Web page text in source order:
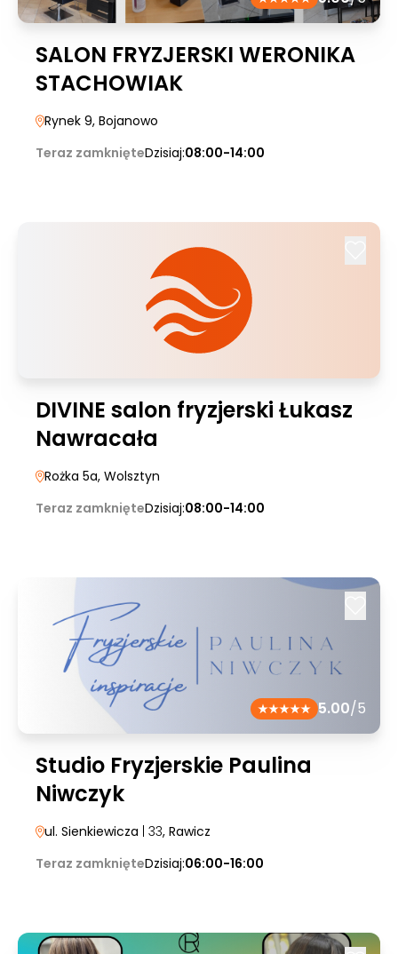
SALON FRYZJERSKI WERONIKA
STACHOWIAK
Rynek 9, Bojanowo
Teraz zamknięteDzisiaj:08:00-14:00
DIVINE salon fryzjerski Łukasz
Nawracała
Rożka 5a, Wolsztyn
Teraz zamknięteDzisiaj:08:00-14:00
5.00/5
Studio Fryzjerskie Paulina
Niwczyk
ul. Sienkiewicza | 33, Rawicz
Teraz zamknięteDzisiaj:06:00-16:00